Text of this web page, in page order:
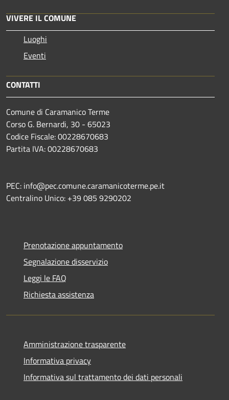
VIVERE IL COMUNE
Luoghi
Eventi
CONTATTI
Comune di Caramanico Terme
Corso G. Bernardi, 30 - 65023
Codice Fiscale: 00228670683
Partita IVA: 00228670683
PEC: info@pec.comune.caramanicoterme.pe.it
Centralino Unico: +39 085 9290202
Prenotazione appuntamento
Segnalazione disservizio
Leggi le FAQ
Richiesta assistenza
Amministrazione trasparente
Informativa privacy
Informativa sul trattamento dei dati personali